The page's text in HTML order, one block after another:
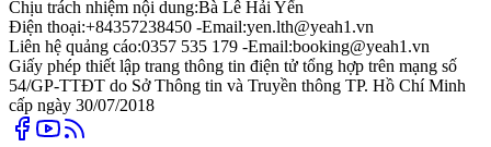
Chịu trách nhiệm nội dung:Bà Lê Hải Yến
Điện thoại:+84357238450 -Email:yen.lth@yeah1.vn
Liên hệ quảng cáo:0357 535 179 -Email:booking@yeah1.vn
Giấy phép thiết lập trang thông tin điện tử tổng hợp trên mạng số
54/GP-TTĐT do Sở Thông tin và Truyền thông TP. Hồ Chí Minh
cấp ngày 30/07/2018